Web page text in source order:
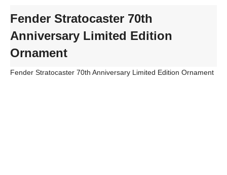
Fender Stratocaster 70th
Anniversary Limited Edition
Ornament
Fender Stratocaster 70th Anniversary Limited Edition Ornament